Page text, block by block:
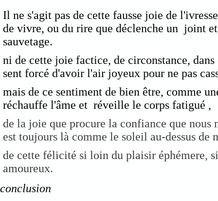
Il ne s'agit pas de cette fausse joie de
de vivre, ou du rire que déclenche un joint
sauvetage.
ni de cette joie factice, de circonstance,
sent forcé d'avoir l'air joyeux pour ne pas
mais de ce sentiment de bien être, comme
réchauffe l'âme et réveille le corps fatigué ,
de la joie que procure la confiance que
est toujours là comme le soleil au-dessus de
de cette félicité si loin du plaisir éphémere,
amoureux.
conclusion